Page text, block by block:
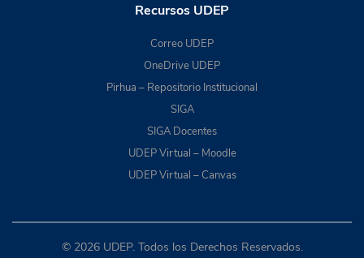
Recursos UDEP
Correo UDEP
OneDrive UDEP
Pirhua – Repositorio Institucional
SIGA
SIGA Docentes
UDEP Virtual – Moodle
UDEP Virtual – Canvas
© 2026 UDEP. Todos los Derechos Reservados.